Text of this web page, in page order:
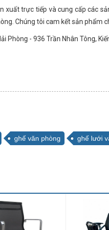
xuất trực tiếp và cung cấp các
Chúng tôi cam kết sản phẩm
Phòng - 936 Trần Nhân Tông,
ghế văn phòng ghế lưới